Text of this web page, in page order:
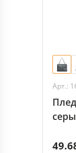
Арт.: